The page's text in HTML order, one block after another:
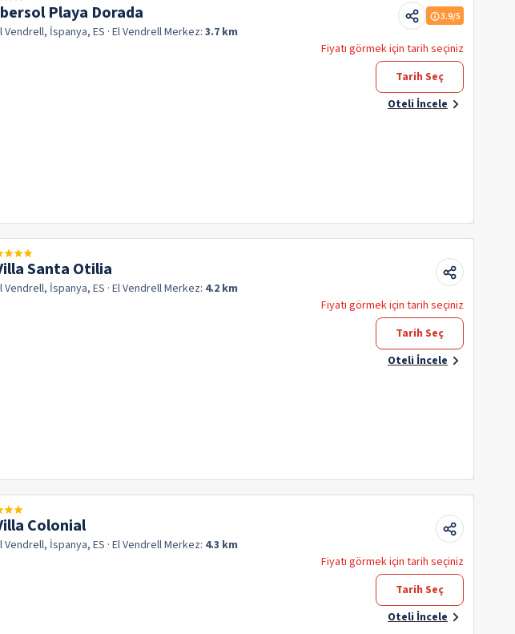
Playa Dorada
Vendrell, İspanya, ES · El VendrellMerkez: 3.7 km
3.9/5
Fiyatı görmek için tarih seçiniz
Tarih Seç
Oteli İncele
Santa Otilia
Vendrell, İspanya, ES · El VendrellMerkez: 4.2 km
Fiyatı görmek için tarih seçiniz
Tarih Seç
Oteli İncele
Colonial
Vendrell, İspanya, ES · El VendrellMerkez: 4.3 km
Fiyatı görmek için tarih seçiniz
Tarih Seç
Oteli İncele